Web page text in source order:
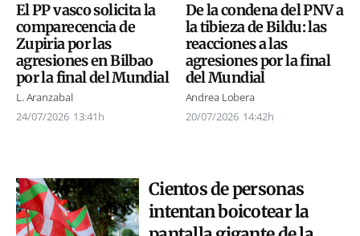
El PP vasco solicita la
comparecencia de
Zupiria por las
agresiones en Bilbao
por la final del Mundial
L. Aranzabal
24/07/2026 13:41h
De la condena del PNV a
la tibieza de Bildu: las
reacciones a las
agresiones por la final
del Mundial
Andrea Lobera
20/07/2026 14:42h
Cientos de personas
intentan boicotear la